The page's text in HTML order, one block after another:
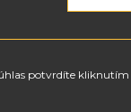
potvrdíte